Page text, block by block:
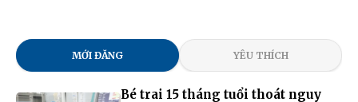
MỚI ĐĂNG YÊU THÍCH
Bé trai 15 tháng tuổi thoát nguy